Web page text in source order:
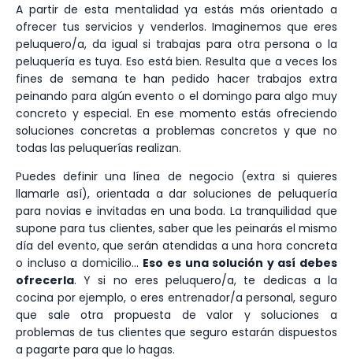
A partir de esta mentalidad ya estás más orientado a
ofrecer tus servicios y venderlos. Imaginemos que eres
peluquero/a, da igual si trabajas para otra persona o la
peluquería es tuya. Eso está bien. Resulta que a veces los
fines de semana te han pedido hacer trabajos extra
peinando para algún evento o el domingo para algo muy
concreto y especial. En ese momento estás ofreciendo
soluciones concretas a problemas concretos y que no
todas las peluquerías realizan.
Puedes definir una línea de negocio (extra si quieres
llamarle así), orientada a dar soluciones de peluquería
para novias e invitadas en una boda. La tranquilidad que
supone para tus clientes, saber que les peinarás el mismo
día del evento, que serán atendidas a una hora concreta
o incluso a domicilio… Eso es una solución y así debes
ofrecerla. Y si no eres peluquero/a, te dedicas a la
cocina por ejemplo, o eres entrenador/a personal, seguro
que sale otra propuesta de valor y soluciones a
problemas de tus clientes que seguro estarán dispuestos
a pagarte para que lo hagas.